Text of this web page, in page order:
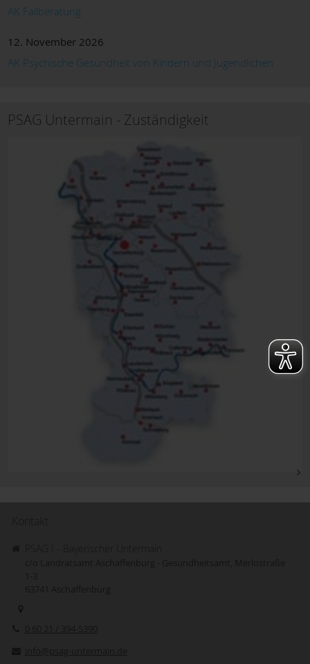
AK Fallberatung
12. November 2026
AK Psychische Gesundheit von Kindern und Jugendlichen
PSAG Untermain - Zuständigkeit